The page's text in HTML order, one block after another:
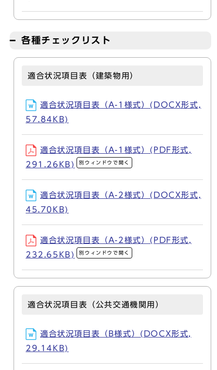
各種チェックリスト
適合状況項目表（建築物用）
適合状況項目表（A-1様式）(DOCX形式,
57.84KB)
適合状況項目表（A-1様式）(PDF形式,
291.26KB)
別ウィンドウで開く
適合状況項目表（A-2様式）(DOCX形式,
45.70KB)
適合状況項目表（A-2様式）(PDF形式,
232.65KB)
別ウィンドウで開く
適合状況項目表（公共交通機関用）
適合状況項目表（B様式）(DOCX形式,
29.14KB)